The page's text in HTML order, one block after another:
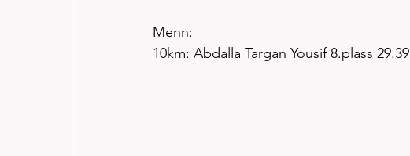
Menn:
10km: Abdalla Targan Yousif 8.plass 29.39